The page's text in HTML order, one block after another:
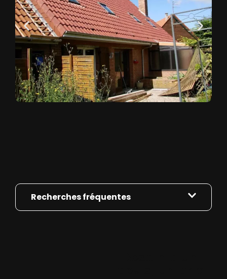
Recherches fréquentes